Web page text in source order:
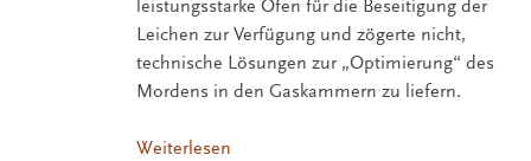
leistungsstarke Öfen für die Beseitigung der
Leichen zur Verfügung und zögerte nicht,
technische Lösungen zur „Optimierung“ des
Mordens in den Gaskammern zu liefern.
Weiterlesen